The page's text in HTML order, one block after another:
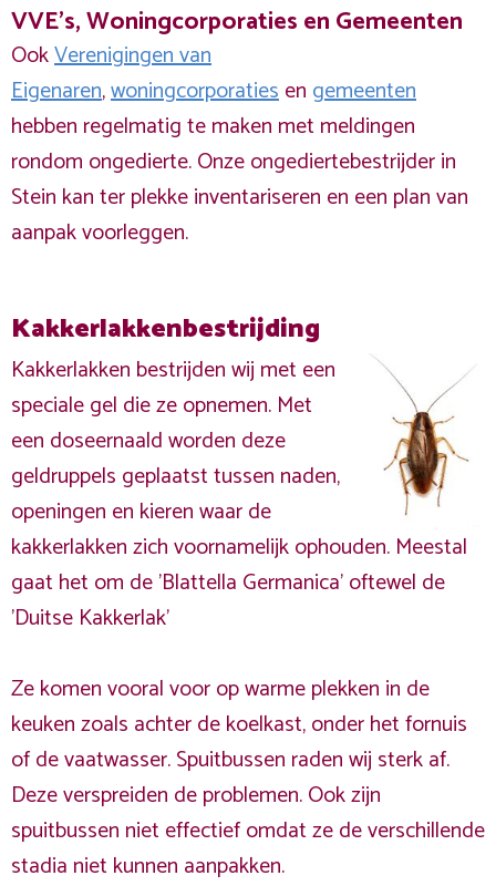
VVE's, Woningcorporaties en Gemeenten
OokVerenigingen van
Eigenaren,woningcorporatiesen gemeenten
hebben regelmatig te maken met meldingen
rondom ongedierte. Onze ongediertebestrijder in
Stein kan ter plekke inventariseren en een plan van
aanpak voorleggen.
Kakkerlakkenbestrijding
Kakkerlakken bestrijden wij met een
speciale gel die ze opnemen. Met
een doseernaald worden deze
geldruppels geplaatst tussen naden,
openingen en kieren waar de
kakkerlakken zich voornamelijk ophouden. Meestal
gaat het om de 'Blattella Germanica' oftewel de
'Duitse Kakkerlak'
Ze komen vooral voor op warme plekken in de
keuken zoals achter de koelkast, onder het fornuis
of de vaatwasser. Spuitbussen raden wij sterk af.
Deze verspreiden de problemen. Ook zijn
spuitbussen niet effectief omdat ze de verschillende
stadia niet kunnen aanpakken.